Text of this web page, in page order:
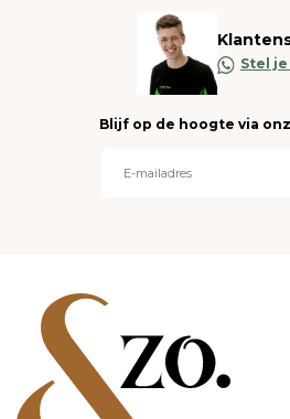
Stel
Blijf op de hoogte via